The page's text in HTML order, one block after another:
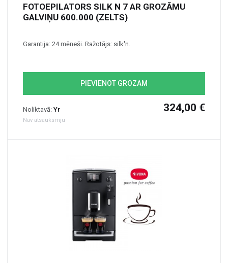
FOTOEPILATORS SILK N 7 AR GROZĀMU
GALVIŅU 600.000 (ZELTS)
Garantija: 24 mēneši. Ražotājs: silk'n.
PIEVIENOT GROZAM
Noliktavā: Yr
Nav atsauksmju
324,00 €